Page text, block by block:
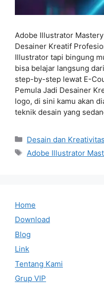
Adobe Illustrator
Desainer Kreatif
Illustrator tapi bingung
bisa belajar langsung
step-by-step lewat E-
Pemula Jadi Desainer
logo, di sini kamu akan
teknik desain yang
Categories
Desain dan Kreativitas
Tags
Adobe Illustrator
Home
Download
Blog
Link
Tentang Kami
Grup VIP